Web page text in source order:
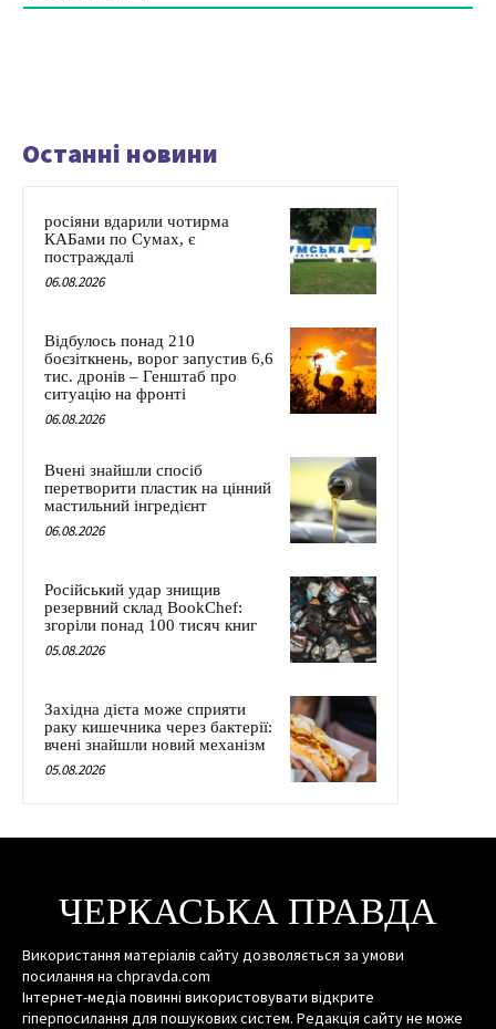
Останні новини
росіяни вдарили чотирма
КАБами по Сумах, є
постраждалі
06.08.2026
Відбулось понад 210
боєзіткнень, ворог запустив 6,6
тис. дронів – Генштаб про
ситуацію на фронті
06.08.2026
Вчені знайшли спосіб
перетворити пластик на цінний
мастильний інгредієнт
06.08.2026
Російський удар знищив
резервний склад BookChef:
згоріли понад 100 тисяч книг
05.08.2026
Західна дієта може сприяти
раку кишечника через бактерії:
вчені знайшли новий механізм
05.08.2026
ЧЕРКАСЬКА ПРАВДА
Використання матеріалів сайту дозволяється за умови
посилання на chpravda.com
Інтернет-медіа повинні використовувати відкрите
гіперпосилання для пошукових систем. Редакція сайту не може